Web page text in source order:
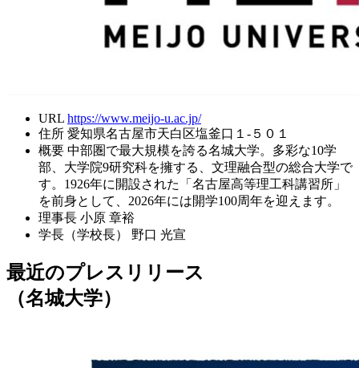
URL https://www.meijo-u.ac.jp/
住所 愛知県名古屋市天白区塩釜口１-５０１
概要 中部圏で最大規模を誇る名城大学。多彩な10学
部、大学院9研究科を擁する、文理融合型の総合大学で
す。1926年に開設された「名古屋高等理工科講習所」
を前身として、2026年には開学100周年を迎えます。
理事長 小原 章裕
学長（学校長）
野口 光宣
最近のプレスリリース
（名城大学）